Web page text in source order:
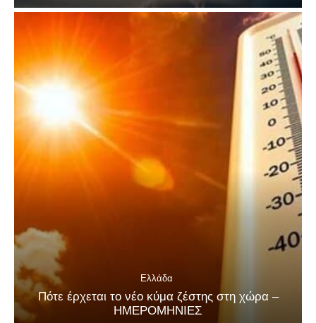
Ελλάδα
Πότε έρχεται το νέο κύμα ζέστης στη χώρα –
ΗΜΕΡΟΜΗΝΙΕΣ